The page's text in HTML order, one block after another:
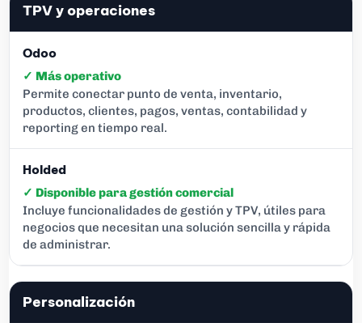
TPV y operaciones
✓ Más operativo
Permite conectar punto de venta, inventario,
productos, clientes, pagos, ventas, contabilidad y
reporting en tiempo real.
✓ Disponible para gestión comercial
Incluye funcionalidades de gestión y TPV, útiles para
negocios que necesitan una solución sencilla y rápida
de administrar.
Personalización